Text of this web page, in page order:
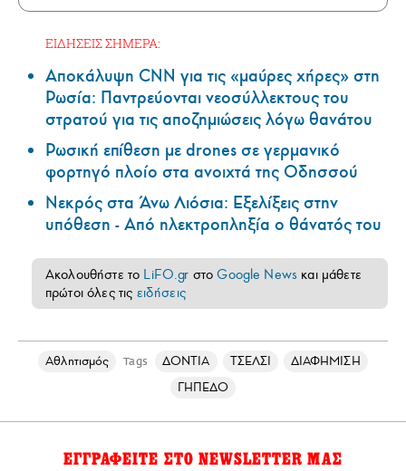
ΕΙΔΗΣΕΙΣ ΣΗΜΕΡΑ:
Αποκάλυψη CNN για τις «μαύρες χήρες» στη
Ρωσία: Παντρεύονται νεοσύλλεκτους του
στρατού για τις αποζημιώσεις λόγω θανάτου
Ρωσική επίθεση με drones σε γερμανικό
φορτηγό πλοίο στα ανοιχτά της Οδησσού
Νεκρός στα Άνω Λιόσια: Εξελίξεις στην
υπόθεση - Από ηλεκτροπληξία ο θάνατός του
Ακολουθήστε το LiFO.gr στοGoogle News και μάθετε
πρώτοι όλες τις ειδήσεις
Αθλητισμός Tags ΔΟΝΤΙΑ ΤΣΕΛΣΙ
ΔΙΑΦΗΜΙΣΗ
ΓΗΠΕΔΟ
ΕΓΓΡΑΦΕΙΤΕ ΣΤΟ NEWSLETTER ΜΑΣ